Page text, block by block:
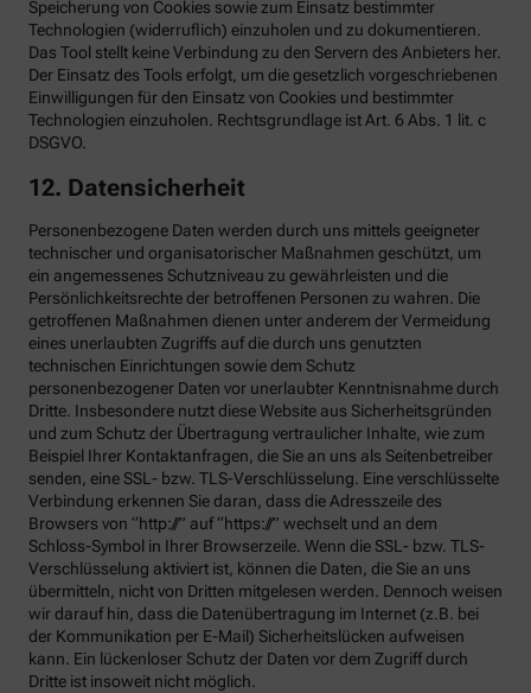
Speicherung von Cookies sowie zum Einsatz bestimmter
Technologien (widerruflich) einzuholen und zu dokumentieren.
Das Tool stellt keine Verbindung zu den Servern des Anbieters her.
Der Einsatz des Tools erfolgt, um die gesetzlich vorgeschriebenen
Einwilligungen für den Einsatz von Cookies und bestimmter
Technologien einzuholen. Rechtsgrundlage ist Art. 6 Abs. 1 lit. c
DSGVO.
12. Datensicherheit
Personenbezogene Daten werden durch uns mittels geeigneter
technischer und organisatorischer Maßnahmen geschützt, um
ein angemessenes Schutzniveau zu gewährleisten und die
Persönlichkeitsrechte der betroffenen Personen zu wahren. Die
getroffenen Maßnahmen dienen unter anderem der Vermeidung
eines unerlaubten Zugriffs auf die durch uns genutzten
technischen Einrichtungen sowie dem Schutz
personenbezogener Daten vor unerlaubter Kenntnisnahme durch
Dritte. Insbesondere nutzt diese Website aus Sicherheitsgründen
und zum Schutz der Übertragung vertraulicher Inhalte, wie zum
Beispiel Ihrer Kontaktanfragen, die Sie an uns als Seitenbetreiber
senden, eine SSL- bzw. TLS-Verschlüsselung. Eine verschlüsselte
Verbindung erkennen Sie daran, dass die Adresszeile des
Browsers von “http://” auf “https://” wechselt und an dem
Schloss-Symbol in Ihrer Browserzeile. Wenn die SSL- bzw. TLS-
Verschlüsselung aktiviert ist, können die Daten, die Sie an uns
übermitteln, nicht von Dritten mitgelesen werden. Dennoch weisen
wir darauf hin, dass die Datenübertragung im Internet (z.B. bei
der Kommunikation per E-Mail) Sicherheitslücken aufweisen
kann. Ein lückenloser Schutz der Daten vor dem Zugriff durch
Dritte ist insoweit nicht möglich.